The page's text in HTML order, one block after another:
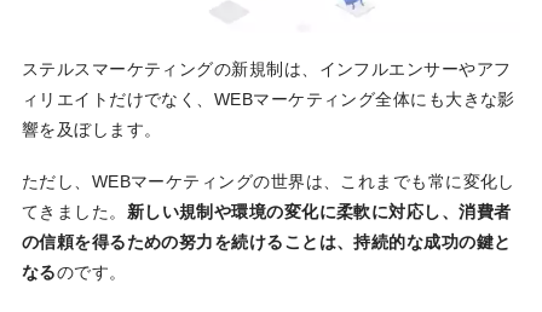
ステルスマーケティングの新規制は、インフルエンサーやアフ
ィリエイトだけでなく、WEBマーケティング全体にも大きな影
響を及ぼします。
ただし、WEBマーケティングの世界は、これまでも常に変化し
てきました。 新しい規制や環境の変化に柔軟に対応し、消費者
の信頼を得るための努力を続けることは、持続的な成功の鍵と
なるのです。